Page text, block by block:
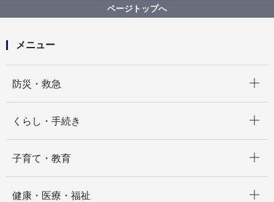
土地区画整理事業等（地区別）
旧上瀬谷通信施設地区
ページトップへ
メニュー
防災・救急
くらし・手続き
子育て・教育
健康・医療・福祉